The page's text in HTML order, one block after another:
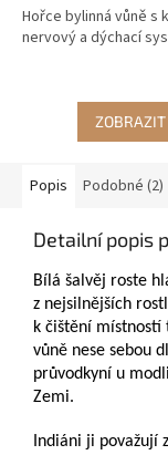
Hořce bylinná vůně
nervový a dýchací
ZOBRAZIT
Popis Podobné (2)
Detailní popis
Bílá šalvěj roste
z nejsilnějších
k čištění místností
vůně nese sebou
průvodkyní u
Zemi.
Indiáni ji považují